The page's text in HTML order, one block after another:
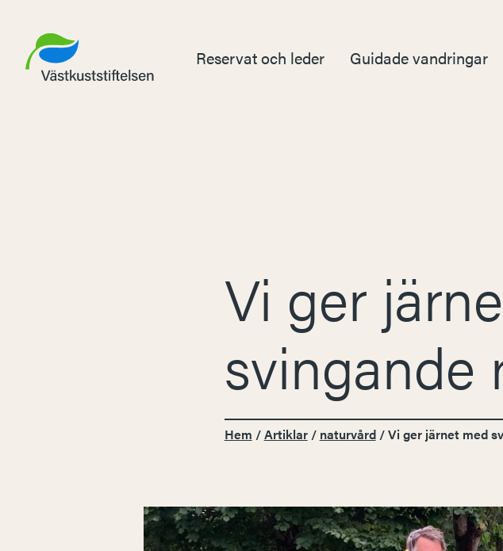
Reservat och leder Guidade vandringar
Vi ger
svingande
Hem /Artiklar/ naturvård/Vi ger järnet med